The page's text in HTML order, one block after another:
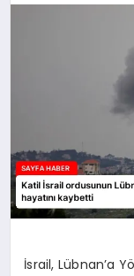
SAĞLIK
DIĞER
İsrail, Lübnan’a